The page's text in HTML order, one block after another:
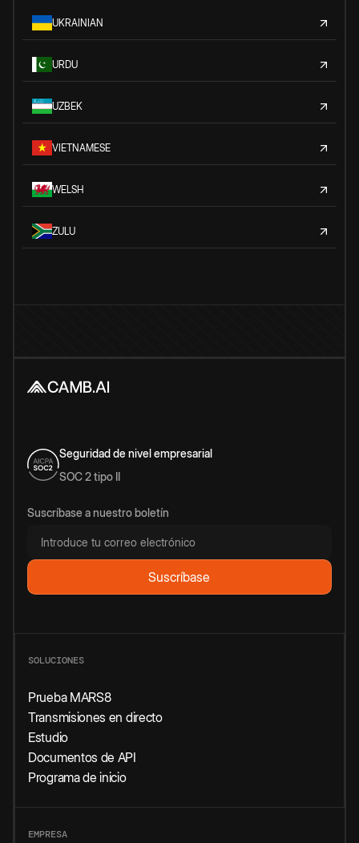
UKRAINIAN
URDU
UZBEK
VIETNAMESE
WELSH
ZULU
Seguridad de nivel empresarial
SOC 2 tipo II
Suscríbase a nuestro boletín
SOLUCIONES
Prueba MARS8
Transmisiones en directo
Estudio
Documentos de API
Programa de inicio
EMPRESA